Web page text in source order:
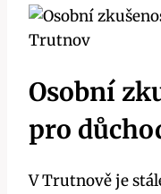
Osobní
pro
V Trutnově je